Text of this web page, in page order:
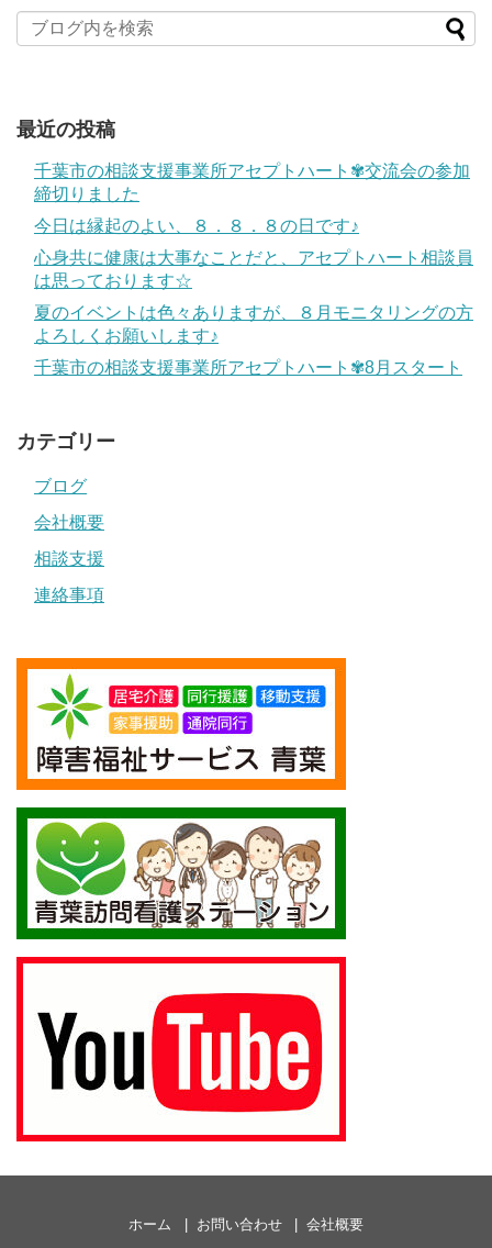
最近の投稿
千葉市の相談支援事業所アセプトハート✾交流会の参加
締切りました
今日は縁起のよい、８．８．８の日です♪
心身共に健康は大事なことだと、アセプトハート相談員
は思っております☆
夏のイベントは色々ありますが、８月モニタリングの方
よろしくお願いします♪
千葉市の相談支援事業所アセプトハート✾8月スタート
カテゴリー
ブログ
会社概要
相談支援
連絡事項
ホーム お問い合わせ
会社概要